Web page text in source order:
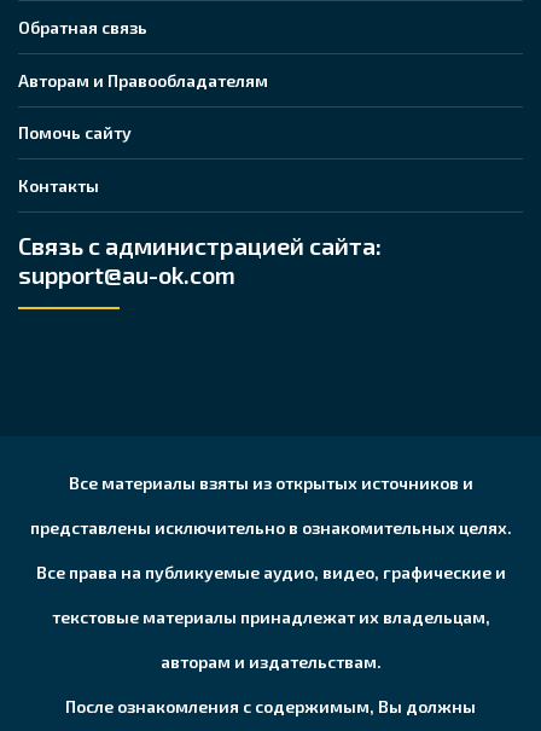
Обратная связь
Авторам и Правообладателям
Помочь сайту
Контакты
Связь с администрацией сайта:
support@au-ok.com
Все материалы взяты из открытых источников и
представлены исключительно в ознакомительных целях.
Все права на публикуемые аудио, видео, графические и
текстовые материалы принадлежат их владельцам,
авторам и издательствам.
После ознакомления с содержимым, Вы должны